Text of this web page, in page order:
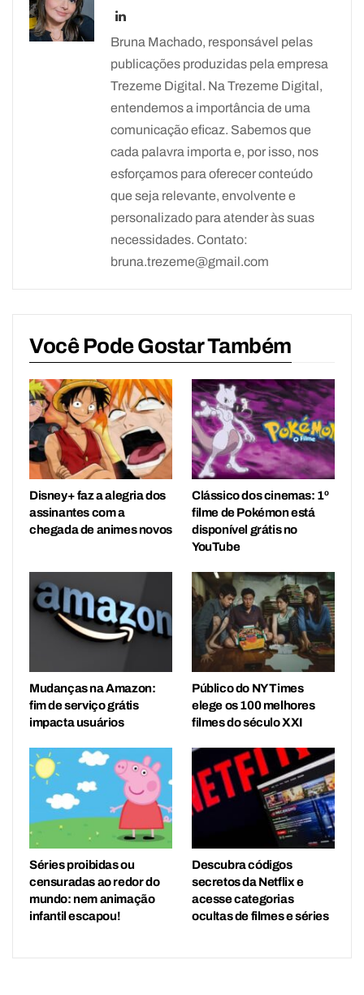
Bruna Machado, responsável pelas
publicações produzidas pela empresa
Trezeme Digital. Na Trezeme Digital,
entendemos a importância de uma
comunicação eficaz. Sabemos que
cada palavra importa e, por isso, nos
esforçamos para oferecer conteúdo
que seja relevante, envolvente e
personalizado para atender às suas
necessidades. Contato:
bruna.trezeme@gmail.com
Você Pode Gostar Também
Disney+ faz a alegria dos
assinantes com a
chegada de animes novos
Clássico dos cinemas: 1º
filme de Pokémon está
disponível grátis no
YouTube
Mudanças na Amazon:
fim de serviço grátis
impacta usuários
Público do NY Times
elege os 100 melhores
filmes do século XXI
Séries proibidas ou
censuradas ao redor do
mundo: nem animação
infantil escapou!
Descubra códigos
secretos da Netflix e
acesse categorias
ocultas de filmes e séries